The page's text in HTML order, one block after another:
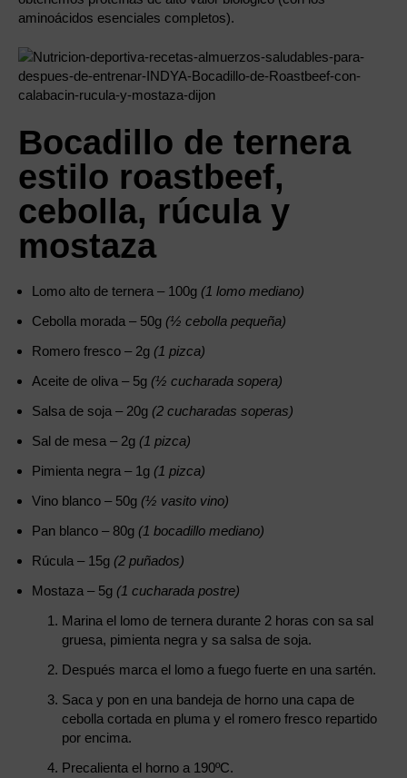
aminoácidos esenciales completos).
Bocadillo de ternera
estilo roastbeef,
cebolla, rúcula y
mostaza
Lomo alto de ternera – 100g (1 lomo mediano)
Cebolla morada – 50g (½ cebolla pequeña)
Romero fresco – 2g (1 pizca)
Aceite de oliva – 5g (½ cucharada sopera)
Salsa de soja – 20g (2 cucharadas soperas)
Sal de mesa – 2g (1 pizca)
Pimienta negra – 1g (1 pizca)
Vino blanco – 50g (½ vasito vino)
Pan blanco – 80g (1 bocadillo mediano)
Rúcula – 15g (2 puñados)
Mostaza – 5g (1 cucharada postre)
Marina el lomo de ternera durante 2 horas con sa sal
gruesa, pimienta negra y sa salsa de soja.
Después marca el lomo a fuego fuerte en una sartén.
Saca y pon en una bandeja de horno una capa de
cebolla cortada en pluma y el romero fresco repartido
por encima.
Precalienta el horno a 190ºC.